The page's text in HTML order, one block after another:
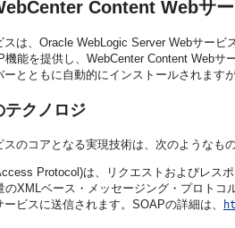
Content Webサ
は、Oracle WebLogic Server Webサー
能を提供し、WebCenter Content Web
とともに自動的にインストールされます
テクノロジ
のコアとなる実現技術は、次のようなも
Protocol)は、リクエストおよびレス
のXMLベース・メッセージング・プロト
ビスに送信されます。SOAPの詳細は、